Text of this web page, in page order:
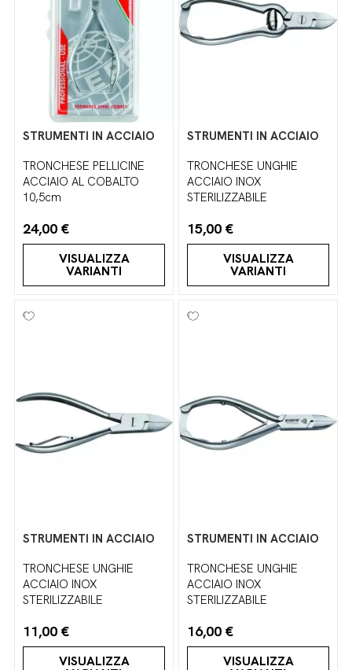
STRUMENTI IN ACCIAIO
TRONCHESE PELLICINE
ACCIAIO AL COBALTO
10,5cm
24,00 €
VISUALIZZA
VARIANTI
STRUMENTI IN ACCIAIO
TRONCHESE UNGHIE
ACCIAIO INOX
STERILIZZABILE
15,00 €
VISUALIZZA
VARIANTI
STRUMENTI IN ACCIAIO
TRONCHESE UNGHIE
ACCIAIO INOX
STERILIZZABILE
11,00 €
VISUALIZZA
STRUMENTI IN ACCIAIO
TRONCHESE UNGHIE
ACCIAIO INOX
STERILIZZABILE
16,00 €
VISUALIZZA